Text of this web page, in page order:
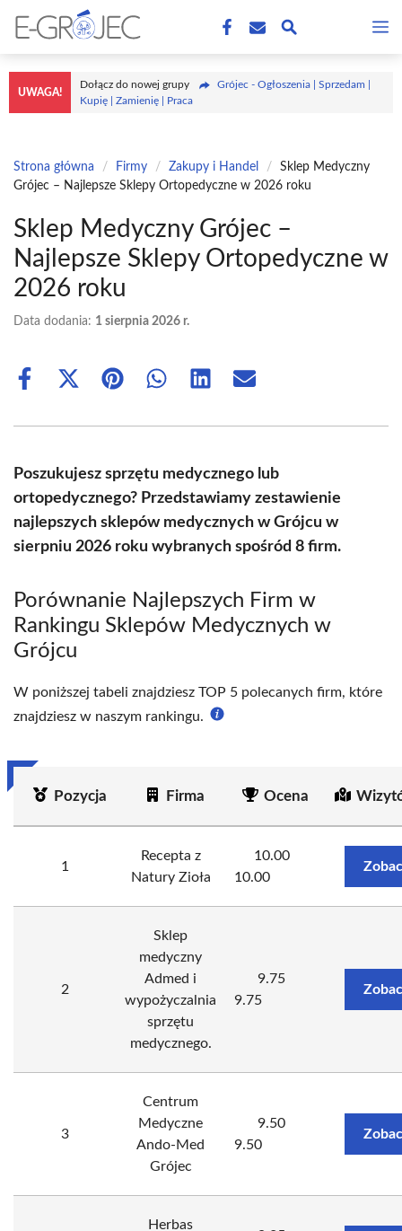
treści
UWAGA!
Dołącz do nowej grupy
Grójec - Ogłoszenia | Sprzedam |
Kupię | Zamienię | Praca
Strona główna / Firmy / Zakupy i Handel /
Sklep Medyczny
Grójec – Najlepsze Sklepy Ortopedyczne w 2026 roku
Sklep Medyczny Grójec –
Najlepsze Sklepy Ortopedyczne w
2026 roku
Data dodania: 1 sierpnia 2026 r.
Share
Share
(Twitter)
Share Share Share Share
Poszukujesz sprzętu medycznego lub
ortopedycznego? Przedstawiamy zestawienie
najlepszych sklepów medycznych w Grójcu w
sierpniu 2026 roku wybranych spośród 8 firm.
Porównanie Najlepszych Firm w
Rankingu Sklepów Medycznych w
Grójcu
W poniższej tabeli znajdziesz TOP 5 polecanych firm, które
znajdziesz w naszym rankingu.
Pozycja Firma Ocena
1
Recepta z
Natury Zioła
10.00
10.00
2
Sklep
medyczny
Admed i
wypożyczalnia
sprzętu
medycznego.
9.75
9.75
3
Centrum
Medyczne
Ando-Med
Grójec
9.50
9.50
Herbas